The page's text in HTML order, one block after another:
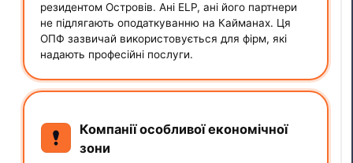
резидентом Островів. Ані ELP, ані його партнери
не підлягають оподаткуванню на Кайманах. Ця
ОПФ зазвичай використовується для фірм, які
надають професійні послуги.
Компанії особливої економічної
зони